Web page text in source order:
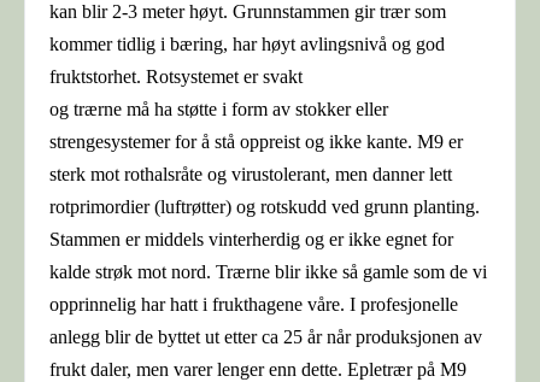
kan blir 2-3 meter høyt. Grunnstammen gir trær som
kommer tidlig i bæring, har høyt avlingsnivå og god
fruktstorhet. Rotsystemet er svakt
og trærne må ha støtte i form av stokker eller
strengesystemer for å stå oppreist og ikke kante. M9 er
sterk mot rothalsråte og virustolerant, men danner lett
rotprimordier (luftrøtter) og rotskudd ved grunn planting.
Stammen er middels vinterherdig og er ikke egnet for
kalde strøk mot nord. Trærne blir ikke så gamle som de vi
opprinnelig har hatt i frukthagene våre. I profesjonelle
anlegg blir de byttet ut etter ca 25 år når produksjonen av
frukt daler, men varer lenger enn dette. Epletrær på M9